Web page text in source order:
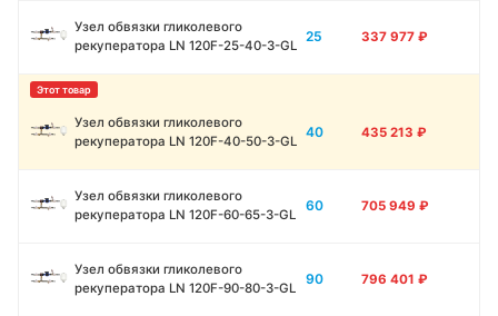
Узел обвязки гликолевого
рекуператора LN 120F-25-40-3-GL
25 337 977 ₽
Узел обвязки гликолевого
рекуператора LN 120F-40-50-3-GL
40 435 213 ₽
Узел обвязки гликолевого
рекуператора LN 120F-60-65-3-GL
60 705 949 ₽
Узел обвязки гликолевого
рекуператора LN 120F-90-80-3-GL
90 796 401 ₽